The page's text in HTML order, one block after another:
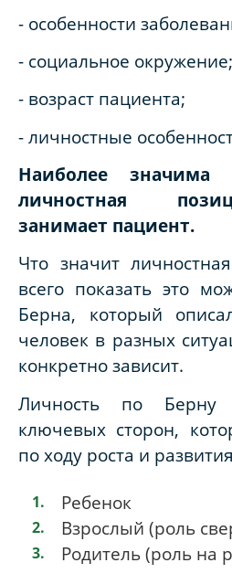
- особенности
- социальное окружение;
- возраст пациента;
- личностные
Наиболее
личностная
занимает пациент.
Что значит
всего показать это
Берна, который
человек в разных
конкретно зависит.
Личность по Берну
ключевых сторон,
по ходу роста и
Ребенок
Взрослый (роль
Родитель (роль на